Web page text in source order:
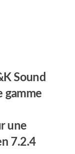
Sound
gamme
une
7.2.4